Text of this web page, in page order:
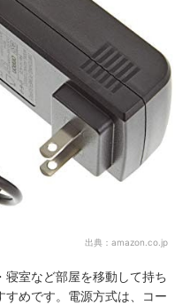
出典： amazon.co.jp
室など部屋を移動して持ち
めです。電源方式は、コー